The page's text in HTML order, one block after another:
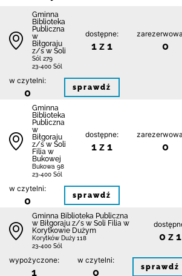
Gminna
Biblioteka
Publiczna
w
Biłgoraju
z/s w Soli
Sól 279
23-400 Sól
dostępne:
1 z 1 0
w czytelni:
0 sprawdź
Gminna
Biblioteka
Publiczna
w
Biłgoraju
z/s w Soli
Filia w
Bukowej
Bukowa 98
23-400 Sól
dostępne:
1 z 1 0
w czytelni:
0 sprawdź
Gminna Biblioteka Publiczna
w Biłgoraju z/s w Soli Filia w
Korytkowie Dużym
Korytków Duży 118
23-400 Sól
0 z 1
wypożyczone:
1
w czytelni:
0 sprawdź